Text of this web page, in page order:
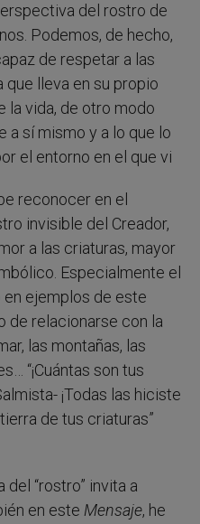
del rostro de
Podemos, de hecho,
de respetar a las
que lleva en su propio
la vida, de otro modo
a sí mismo y a lo que lo
el entorno en el que vi
reconocer en el
invisible del Creador,
a las criaturas, mayor
Especialmente el
en ejemplos de este
de relacionarse con la
las montañas, las
“¡Cuántas son tus
¡Todas las hiciste
de tus criaturas”
“rostro” invita a
en este Mensaje, he